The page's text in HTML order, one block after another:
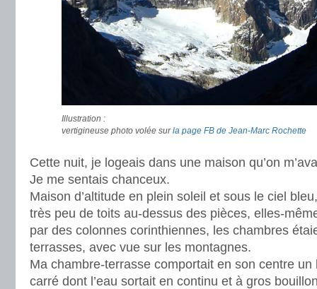
Illustration :
vertigineuse photo volée surla page FB de Jean-Marc Rochette
Cette nuit, je logeais dans une maison qu’on
Je me sentais chanceux.
Maison d’altitude en plein soleil et sous le ciel
très peu de toits au-dessus des pièces, elles-
par des colonnes corinthiennes, les chambres
terrasses, avec vue sur les montagnes.
Ma chambre-terrasse comportait en son centre
carré dont l’eau sortait en continu et à gros